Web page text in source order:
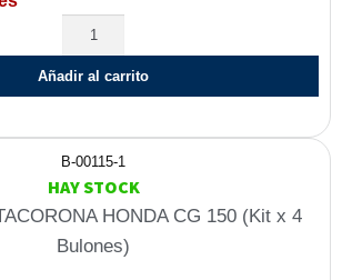
Añadir al carrito
B-00115-1
HAY STOCK
HONDA CG 150 (Kit x 4
Bulones)